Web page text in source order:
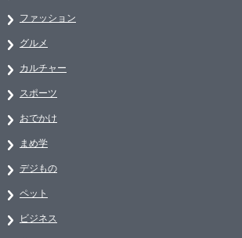
ファッション
グルメ
カルチャー
スポーツ
おでかけ
まめ学
デジもの
ペット
ビジネス